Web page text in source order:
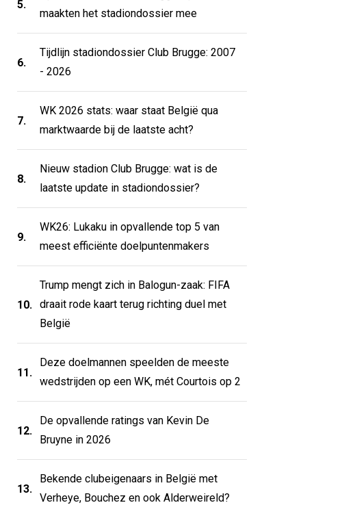
5.
maakten het stadiondossier mee
6.
Tijdlijn stadiondossier Club Brugge: 2007
- 2026
7.
WK 2026 stats: waar staat België qua
marktwaarde bij de laatste acht?
8.
Nieuw stadion Club Brugge: wat is de
laatste update in stadiondossier?
9.
WK26: Lukaku in opvallende top 5 van
meest efficiënte doelpuntenmakers
10.
Trump mengt zich in Balogun-zaak: FIFA
draait rode kaart terug richting duel met
België
11.
Deze doelmannen speelden de meeste
wedstrijden op een WK, mét Courtois op 2
12.
De opvallende ratings van Kevin De
Bruyne in 2026
13.
Bekende clubeigenaars in België met
Verheye, Bouchez en ook Alderweireld?